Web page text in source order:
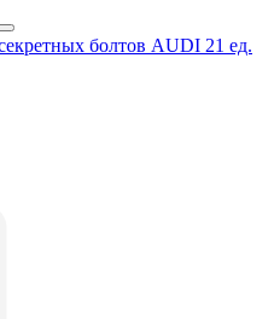
болтов AUDI 21 ед.